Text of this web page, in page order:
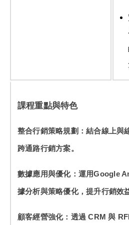
課程重點與特色
整合行銷策略規劃 ：結合線上與
跨通路行銷方案。
數據應用與優化：運用Google
據分析與策略優化，提升行銷效
顧客經營強化：透過 CRM 與